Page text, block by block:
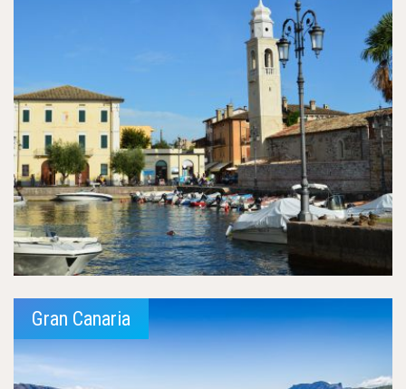
Gran Canaria